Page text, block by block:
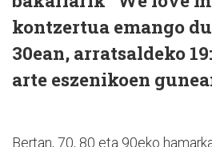
kontzertua emango
30ean, arratsaldeko
arte eszenikoen
Bertan, 70, 80 eta 90eko